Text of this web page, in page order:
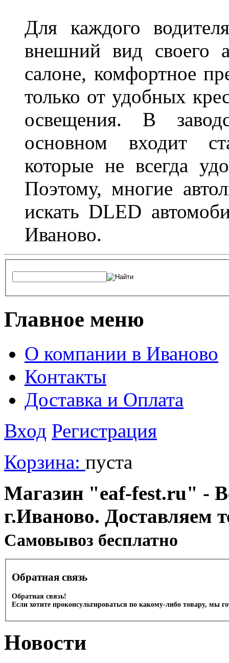
Для каждого
внешний вид своего
салоне, комфортное
только от удобных
освещения. В
основном входит
которые не всегда
Поэтому, многие
искать DLED
Иваново.
Главное меню
О компании в Иваново
Контакты
Доставка и Оплата
Вход Регистрация
Корзина: пуста
Магазин "eaf-fest.ru" -
г.Иваново. Доставляем
Cамовывоз бесплатно
Обратная связь
Обратная связь!
Если хотите проконсультироваться по какому-либо товару, мы
Новости